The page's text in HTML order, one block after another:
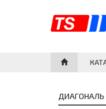
ДИАГОНАЛЬ